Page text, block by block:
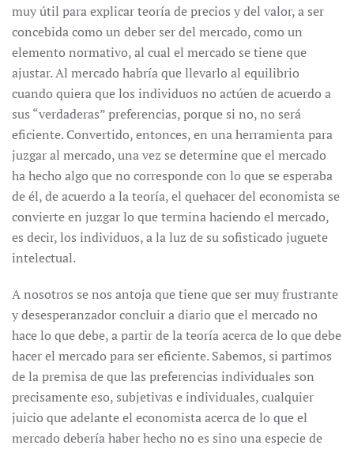
muy útil para explicar teoría de precios y del valor, a ser
concebida como un deber ser del mercado, como un
elemento normativo, al cual el mercado se tiene que
ajustar. Al mercado habría que llevarlo al equilibrio
cuando quiera que los individuos no actúen de acuerdo a
sus “verdaderas” preferencias, porque si no, no será
eficiente. Convertido, entonces, en una herramienta para
juzgar al mercado, una vez se determine que el mercado
ha hecho algo que no corresponde con lo que se esperaba
de él, de acuerdo a la teoría, el quehacer del economista se
convierte en juzgar lo que termina haciendo el mercado,
es decir, los individuos, a la luz de su sofisticado juguete
intelectual.
A nosotros se nos antoja que tiene que ser muy frustrante
y desesperanzador concluir a diario que el mercado no
hace lo que debe, a partir de la teoría acerca de lo que debe
hacer el mercado para ser eficiente. Sabemos, si partimos
de la premisa de que las preferencias individuales son
precisamente eso, subjetivas e individuales, cualquier
juicio que adelante el economista acerca de lo que el
mercado debería haber hecho no es sino una especie de